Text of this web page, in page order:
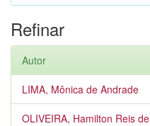
Refinar
Autor
LIMA, Mônica de Andrade
OLIVEIRA, Hamilton Reis de